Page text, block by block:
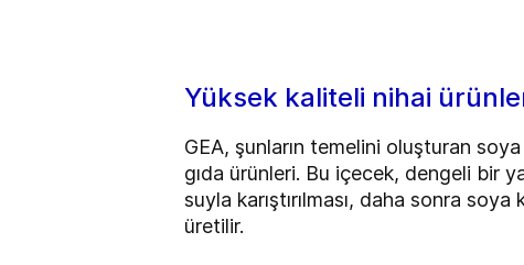
Yüksek kaliteli nihai
GEA, şunların temelini oluşturan
gıda ürünleri. Bu içecek, dengeli bir
suyla karıştırılması, daha sonra
üretilir.